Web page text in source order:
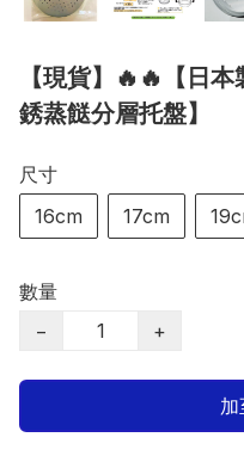
【現貨】🔥🔥【日
銹蒸餸分層托盤】
尺寸
16cm
17cm
數量
−
+